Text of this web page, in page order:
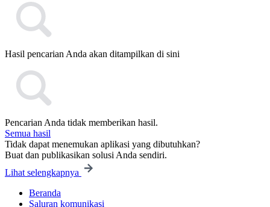
Hasil pencarian Anda akan ditampilkan di sini
Pencarian Anda tidak memberikan hasil.
Semua hasil
Tidak dapat menemukan aplikasi yang dibutuhkan?
Buat dan publikasikan solusi Anda sendiri.
Lihat selengkapnya
Beranda
Saluran komunikasi